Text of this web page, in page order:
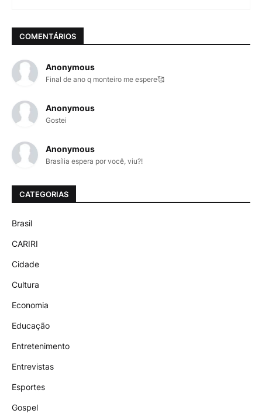
COMENTÁRIOS
Anonymous
Final de ano q monteiro me espere🥰
Anonymous
Gostei
Anonymous
Brasília espera por você, viu?!
CATEGORIAS
Brasil
CARIRI
Cidade
Cultura
Economia
Educação
Entretenimento
Entrevistas
Esportes
Gospel